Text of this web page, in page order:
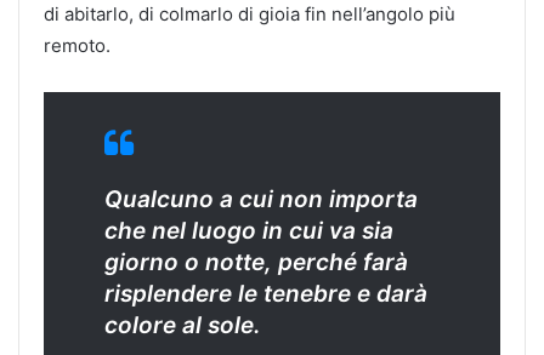
di abitarlo, di colmarlo di gioia fin nell’angolo più
remoto.
Qualcuno a cui non importa
che nel luogo in cui va sia
giorno o notte, perché farà
risplendere le tenebre e darà
colore al sole.